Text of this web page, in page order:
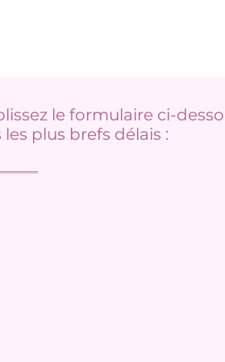
le formulaire ci-
plus brefs délais :